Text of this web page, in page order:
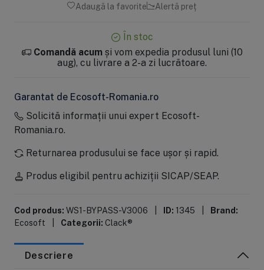
Adaugă la favorite Alertă preț
În stoc
Comandă acumși vom expedia produsul luni (10
aug), cu livrare a 2-a zi lucrătoare.
Garantat de Ecosoft-Romania.ro
Solicită informații unui expert Ecosoft-
Romania.ro.
Returnarea produsului se face ușor și rapid.
Produs eligibil pentru achiziții SICAP/SEAP.
Cod produs: WS1-BYPASS-V3006 ID: 1345
Brand:
Ecosoft
Categorii: Clack®
Descriere